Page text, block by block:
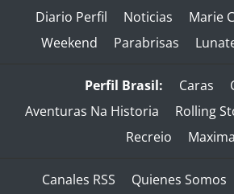
Diario Perfil Noticias Marie
Weekend
Parabrisas
Perfil Brasil: Caras
Aventuras Na Historia
Rolling
Recreio
Maxima
Canales RSS Quienes Somos